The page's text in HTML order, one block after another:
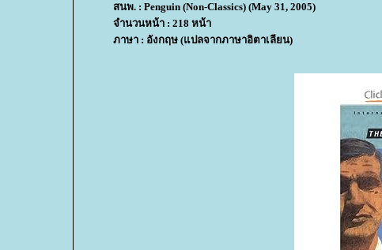
สนพ. : Penguin (Non-Classics) (May 31, 2005)
จำนวนหน้า : 218 หน้า
ภาษา : อังกฤษ (แปลจากภาษาอิตาเลียน)